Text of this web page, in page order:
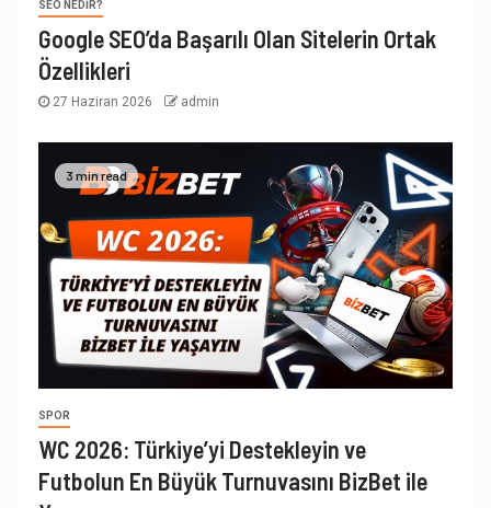
SEO NEDIR?
Google SEO’da Başarılı Olan Sitelerin Ortak
Özellikleri
27 Haziran 2026 admin
3 min read
SPOR
WC 2026: Türkiye’yi Destekleyin ve
Futbolun En Büyük Turnuvasını BizBet ile